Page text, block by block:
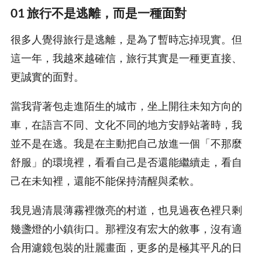
01 旅行不是逃離，而是一種面對
很多人覺得旅行是逃離，是為了暫時忘掉現實。但
這一年，我越來越確信，旅行其實是一種更直接、
更誠實的面對。
當我背著包走進陌生的城市，坐上開往未知方向的
車，在語言不同、文化不同的地方安靜站著時，我
並不是在逃。我是在主動把自己放進一個「不那麼
舒服」的環境裡，看看自己是否還能繼續走，看自
己在未知裡，還能不能保持清醒與柔軟。
我見過清晨薄霧裡微亮的村道，也見過夜色裡只剩
幾盞燈的小鎮街口。那裡沒有宏大的敘事，沒有適
合用濾鏡包裝的壯麗畫面，更多的是極其平凡的日